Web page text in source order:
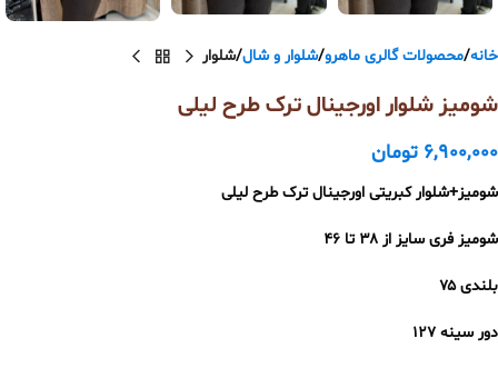
خانه محصولات گالری ماهرو شلوار و شال شلوار
شومیز شلوار اورجینال ترک طرح لیلی
6,900,000 تومان
شومیز+شلوار کبریتی اورجینال ترک طرح لیلی
شومیز فری سایز از ۳۸ تا ۴۶
بلندی ۷۵
دور سینه ۱۲۷